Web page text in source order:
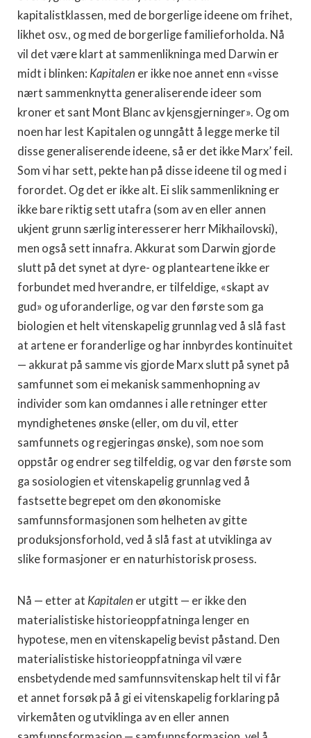
kapitalistklassen, med de borgerlige ideene om frihet,
likhet osv., og med de borgerlige familieforholda. Nå
vil det være klart at sammenlikninga med Darwin er
midt i blinken: Kapitalen er ikke noe annet enn «visse
nært sammenknytta generaliserende ideer som
kroner et sant Mont Blanc av kjensgjerninger». Og om
noen har lest Kapitalen og unngått å legge merke til
disse generaliserende ideene, så er det ikke Marx’ feil.
Som vi har sett, pekte han på disse ideene til og med i
forordet. Og det er ikke alt. Ei slik sammenlikning er
ikke bare riktig sett utafra (som av en eller annen
ukjent grunn særlig interesserer herr Mikhailovski),
men også sett innafra. Akkurat som Darwin gjorde
slutt på det synet at dyre- og planteartene ikke er
forbundet med hverandre, er tilfeldige, «skapt av
gud» og uforanderlige, og var den første som ga
biologien et helt vitenskapelig grunnlag ved å slå fast
at artene er foranderlige og har innbyrdes kontinuitet
— akkurat på samme vis gjorde Marx slutt på synet på
samfunnet som ei mekanisk sammenhopning av
individer som kan omdannes i alle retninger etter
myndighetenes ønske (eller, om du vil, etter
samfunnets og regjeringas ønske), som noe som
oppstår og endrer seg tilfeldig, og var den første som
ga sosiologien et vitenskapelig grunnlag ved å
fastsette begrepet om den økonomiske
samfunnsformasjonen som helheten av gitte
produksjonsforhold, ved å slå fast at utviklinga av
slike formasjoner er en naturhistorisk prosess.
Nå — etter at Kapitalen er utgitt — er ikke den
materialistiske historieoppfatninga lenger en
hypotese, men en vitenskapelig bevist påstand. Den
materialistiske historieoppfatninga vil være
ensbetydende med samfunnsvitenskap helt til vi får
et annet forsøk på å gi ei vitenskapelig forklaring på
virkemåten og utviklinga av en eller annen